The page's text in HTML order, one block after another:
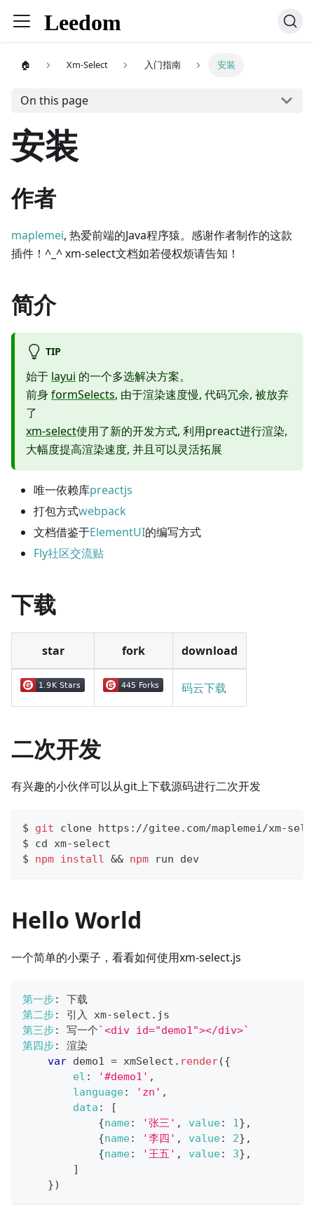
🏠 Xm-Select 入门指南 安装
On this page
安装
作者
maplemei, 热爱前端的Java程序猿。感谢作者制作的这款
插件！^_^ xm-select文档如若侵权烦请告知！
简介
TIP
始于 layui 的一个多选解决方案。
前身 formSelects, 由于渲染速度慢, 代码冗余, 被放弃
了
xm-select使用了新的开发方式, 利用preact进行渲染,
大幅度提高渲染速度, 并且可以灵活拓展
唯一依赖库preactjs
打包方式webpack
文档借鉴于ElementUI的编写方式
Fly社区交流贴
下载
star fork download
码云下载
二次开发
有兴趣的小伙伴可以从git上下载源码进行二次开发
$ git clone https://gitee.com/maplemei/xm-
$ cd xm-select
$ npm install && npm run dev
Hello World
一个简单的小栗子，看看如何使用xm-select.js
第一步:
下载
第二步: 引入 xm-select . js
第三步: 写一个`<div id="demo1"></div>`
第四步:
渲染
var demo1 = xmSelect . render({
el : '#demo1' ,
language: 'zn' ,
data :
[
{name: '张三' , value: 1 } ,
{name: '李四' , value: 2} ,
{name: '王五' , value: 3} ,
]
})